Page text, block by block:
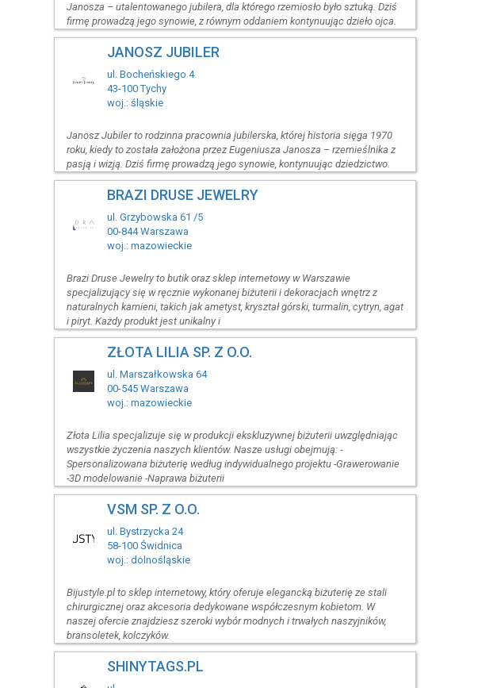
Janosza – utalentowanego jubilera, dla którego rzemiosło było sztuką. Dziś
firmę prowadzą jego synowie, z równym oddaniem kontynuując dzieło ojca.
JANOSZ JUBILER
ul. Bocheńskiego 4
43-100 Tychy
woj.: śląskie
Janosz Jubiler to rodzinna pracownia jubilerska, której historia sięga 1970
roku, kiedy to została założona przez Eugeniusza Janosza – rzemieślnika z
pasją i wizją. Dziś firmę prowadzą jego synowie, kontynuując dziedzictwo.
BRAZI DRUSE JEWELRY
ul. Grzybowska 61 /5
00-844 Warszawa
woj.: mazowieckie
Brazi Druse Jewelry to butik oraz sklep internetowy w Warszawie
specjalizujący się w ręcznie wykonanej biżuterii i dekoracjach wnętrz z
naturalnych kamieni, takich jak ametyst, kryształ górski, turmalin, cytryn, agat
i piryt. Każdy produkt jest unikalny i
ZŁOTA LILIA SP. Z O.O.
ul. Marszałkowska 64
00-545 Warszawa
woj.: mazowieckie
Złota Lilia specjalizuje się w produkcji ekskluzywnej biżuterii uwzględniając
wszystkie życzenia naszych klientów. Nasze usługi obejmują: -
Spersonalizowana biżuterię według indywidualnego projektu -Grawerowanie
-3D modelowanie -Naprawa biżuterii
VSM SP. Z O.O.
ul. Bystrzycka 24
58-100 Świdnica
woj.: dolnośląskie
Bijustyle.pl to sklep internetowy, który oferuje elegancką biżuterię ze stali
chirurgicznej oraz akcesoria dedykowane współczesnym kobietom. W
naszej ofercie znajdziesz szeroki wybór modnych i trwałych naszyjników,
bransoletek, kolczyków.
SHINYTAGS.PL